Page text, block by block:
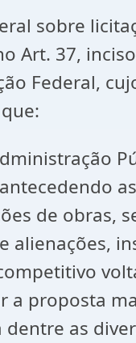
sobre
Art. 37,
Federal,
de obras,
alienações,
a proposta
dentre as